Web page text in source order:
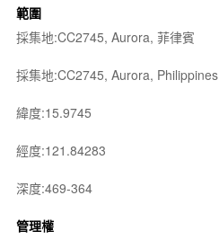
範圍
採集地:CC2745, Aurora, 菲律賓
採集地:CC2745, Aurora, Philippines
緯度:15.9745
經度:121.84283
深度:469-364
管理權